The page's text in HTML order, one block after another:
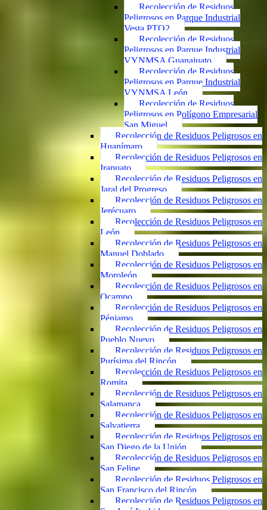
Recolección de Residuos
Peligrosos en Parque Industrial
Vesta PTO2
Recolección de Residuos
Peligrosos en Parque Industrial
VYNMSA Guanajuato
Recolección de Residuos
Peligrosos en Parque Industrial
VYNMSA León
Recolección de Residuos
Peligrosos en Polígono Empresarial
San Miguel
Recolección de Residuos Peligrosos en
Huanímaro
Recolección de Residuos Peligrosos en
Irapuato
Recolección de Residuos Peligrosos en
Jaral del Progreso
Recolección de Residuos Peligrosos en
Jerécuaro
Recolección de Residuos Peligrosos en
León
Recolección de Residuos Peligrosos en
Manuel Doblado
Recolección de Residuos Peligrosos en
Moroleón
Recolección de Residuos Peligrosos en
Ocampo
Recolección de Residuos Peligrosos en
Pénjamo
Recolección de Residuos Peligrosos en
Pueblo Nuevo
Recolección de Residuos Peligrosos en
Purísima del Rincón
Recolección de Residuos Peligrosos en
Romita
Recolección de Residuos Peligrosos en
Salamanca
Recolección de Residuos Peligrosos en
Salvatierra
Recolección de Residuos Peligrosos en
San Diego de la Unión
Recolección de Residuos Peligrosos en
San Felipe
Recolección de Residuos Peligrosos en
San Francisco del Rincón
Recolección de Residuos Peligrosos en